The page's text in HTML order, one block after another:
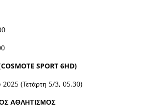
SPORT 6HD)
(Τετάρτη 5/3, 05.30)
ΑΘΛΗΤΙΣΜΟΣ